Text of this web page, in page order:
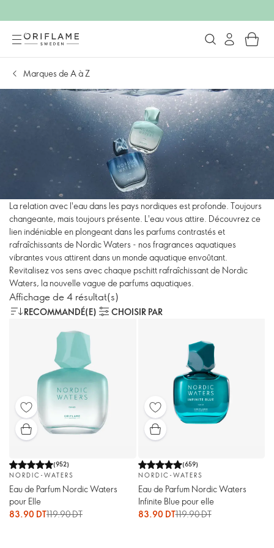
Marques de A à Z
La relation avec l'eau dans les pays nordiques est profonde. Toujours
changeante, mais toujours présente. L'eau vous attire. Découvrez ce
lien indéniable en plongeant dans les parfums contrastés et
rafraîchissants de Nordic Waters - nos fragrances aquatiques
vibrantes vous attirent dans un monde aquatique envoûtant.
Revitalisez vos sens avec chaque pschitt rafraîchissant de Nordic
Waters, la nouvelle vague de parfums aquatiques.
Affichage de 4 résultat(s)
RECOMMANDÉ(E) CHOISIR PAR
(952)
NORDIC-WATERS
Eau de Parfum Nordic Waters
pour Elle
83.90 DT119.90 DT
(659)
NORDIC-WATERS
Eau de Parfum Nordic Waters
Infinite Blue pour elle
83.90 DT119.90 DT